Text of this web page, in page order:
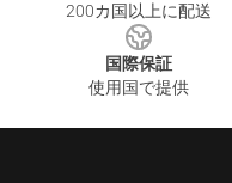
200カ国以上に配送
国際保証
使用国で提供